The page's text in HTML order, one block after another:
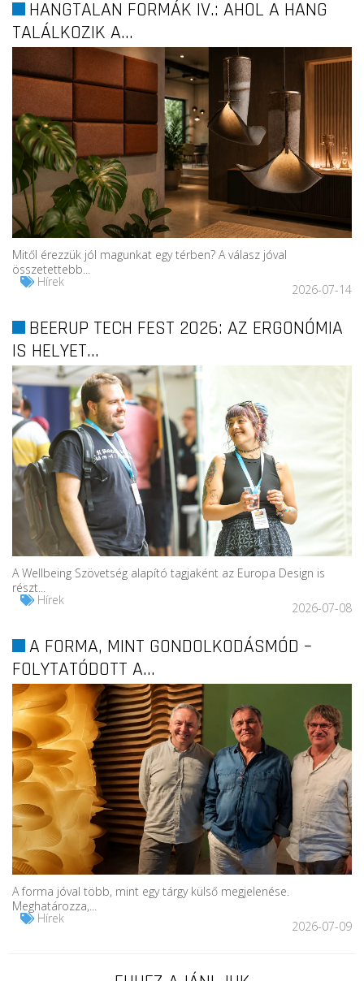
HANGTALAN FORMÁK IV.: AHOL A HANG
TALÁLKOZIK A...
Mitől érezzük jól magunkat egy térben? A válasz jóval
összetettebb...
Hírek
2026-07-14
BEERUP TECH FEST 2026: AZ ERGONÓMIA
IS HELYET...
A Wellbeing Szövetség alapító tagjaként az Europa Design is
részt...
Hírek
2026-07-08
A FORMA, MINT GONDOLKODÁSMÓD –
FOLYTATÓDOTT A...
A forma jóval több, mint egy tárgy külső megjelenése.
Meghatározza,...
Hírek
2026-07-09